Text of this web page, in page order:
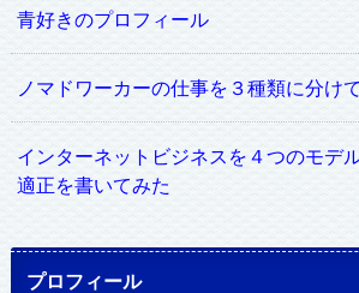
青好きのプロフィール
ノマドワーカーの仕事を３種類に分け
インターネットビジネスを４つのモデ
適正を書いてみた
プロフィール